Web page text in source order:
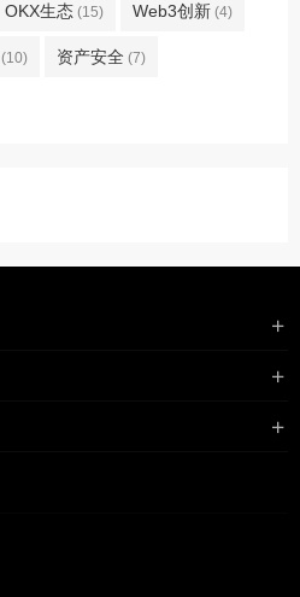
OKX生态 (15) Web3创新 (4)
(10) 资产安全 (7)